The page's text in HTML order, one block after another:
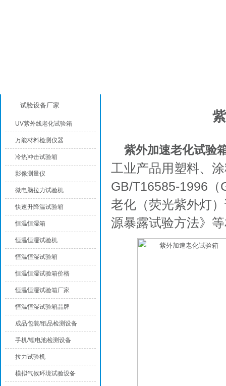
紫外加速老化试验
工业产品用塑料、
GB/T16585-1996
老化（荧光紫外灯
源暴露试验方法》
试验设备厂家
UV紫外线老化试验箱
万能材料检测仪器
冷热冲击试验箱
影像测量仪
微电脑拉力试验机
快速升降温试验箱
恒温恒湿箱
恒温恒湿试验机
恒温恒湿试验箱
恒温恒湿试验箱价格
恒温恒湿试验箱厂家
恒温恒湿试验箱品牌
成品包装/纸品检测设备
手机/锂电池检测设备
拉力试验机
模拟气候环境试验设备